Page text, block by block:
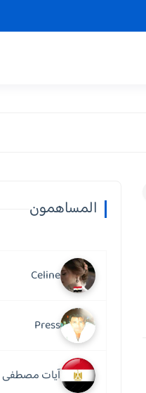
المساهمون
Celine
Press
آيات مصطفى